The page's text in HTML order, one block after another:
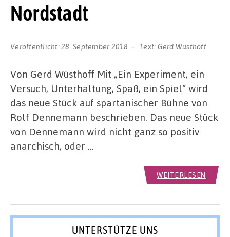
Nordstadt
Veröffentlicht:28. September 2018 Text: Gerd Wüsthoff
Von Gerd Wüsthoff Mit „Ein Experiment, ein
Versuch, Unterhaltung, Spaß, ein Spiel“ wird
das neue Stück auf spartanischer Bühne von
Rolf Dennemann beschrieben. Das neue Stück
von Dennemann wird nicht ganz so positiv
anarchisch, oder …
WEITERLESEN
UNTERSTÜTZE UNS